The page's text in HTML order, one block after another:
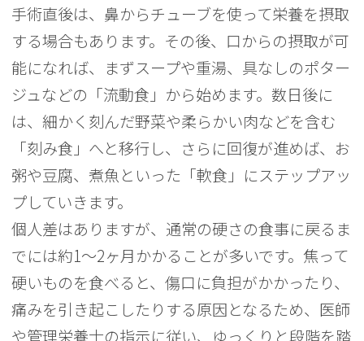
手術直後は、鼻からチューブを使って栄養を摂取
する場合もあります。その後、口からの摂取が可
能になれば、まずスープや重湯、具なしのポター
ジュなどの「流動食」から始めます。数日後に
は、細かく刻んだ野菜や柔らかい肉などを含む
「刻み食」へと移行し、さらに回復が進めば、お
粥や豆腐、煮魚といった「軟食」にステップアッ
プしていきます。
個人差はありますが、通常の硬さの食事に戻るま
でには約1〜2ヶ月かかることが多いです。焦って
硬いものを食べると、傷口に負担がかかったり、
痛みを引き起こしたりする原因となるため、医師